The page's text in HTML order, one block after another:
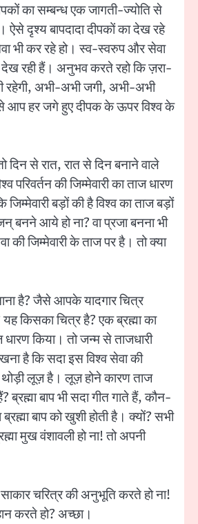
का सम्बन्ध एक जागती-ज्योति से
दृश्य बापदादा दीपकों का देख रहे
भी कर रहे हो। स्व-स्वरुप और सेवा
रही हैं। अनुभव करते रहो कि ज़रा-
रहेगी, अभी-अभी जगी, अभी-अभी
आप हर जगे हुए दीपक के ऊपर विश्व के
दिन से रात, रात से दिन बनाने वाले
की जिम्मेवारी का ताज धारण
बड़ों की है विश्व का ताज बड़ों
आये हो ना? वा प्रजा बनना भी
जिम्मेवारी के ताज पर है। तो क्या
है? जैसे आपके यादगार चित्र
किसका चित्र है? एक ब्रह्मा का
किया। तो जन्म से ताजधारी
है कि सदा इस विश्व सेवा की
थोड़ी लूज़ है। लूज़ होने कारण ताज
बाप भी सदा गीत गाते हैं, कौन-
बाप को खुशी होती है। क्यों? सभी
मुख वंशावली हो ना! तो अपनी
चरित्र की अनुभूति करते हो ना!
करते हो? अच्छा।